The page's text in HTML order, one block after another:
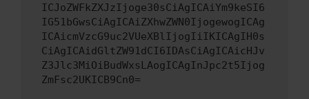
ICJoZWFkZXJzIjoge30sCiAgICAiYm9keSI6
IG51bGwsCiAgICAiZXhwZWN0IjogewogICAg
ICAicmVzcG9uc2VUeXBlIjogIiIKICAgIH0s
CiAgICAidGltZW91dCI6IDAsCiAgICAicHJv
Z3Jlc3MiOiBudWxsLAogICAgInJpc2t5Ijog
ZmFsc2UKICB9Cn0=